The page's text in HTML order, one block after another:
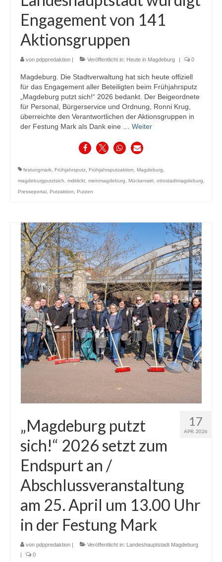
Engagement von 141
Aktionsgruppen
von pdppredaktion Veröffentlicht in: Heute in Magdeburg 0
Magdeburg. Die Stadtverwaltung hat sich heute offiziell
für das Engagement aller Beteiligten beim Frühjahrsputz
„Magdeburg putzt sich!“ 2026 bedankt. Der Beigeordnete
für Personal, Bürgerservice und Ordnung, Ronni Krug,
überreichte den Verantwortlichen der Aktionsgruppen in
der Festung Mark als Dank eine … Weiter
festungmark, Frühjahrsputz, Frühjahrsputzaktion, Magdeburg,
magdeburgputztsich, mdklickt, meinmagdeburg, Mückenwirt, ottostadtmagdeburg,
Presseportal , Putzaktion, Putzen
17
APR. 2026
„Magdeburg putzt
sich!“ 2026 setzt zum
Endspurt an /
Abschlussveranstaltung
am 25. April um 13.00 Uhr
in der Festung Mark
von pdppredaktion Veröffentlicht in:
Landeshauptstadt Magdeburg
0